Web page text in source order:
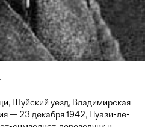
Шуйский уезд, Владимирская
— 23 декабря 1942, Нуази-ле-